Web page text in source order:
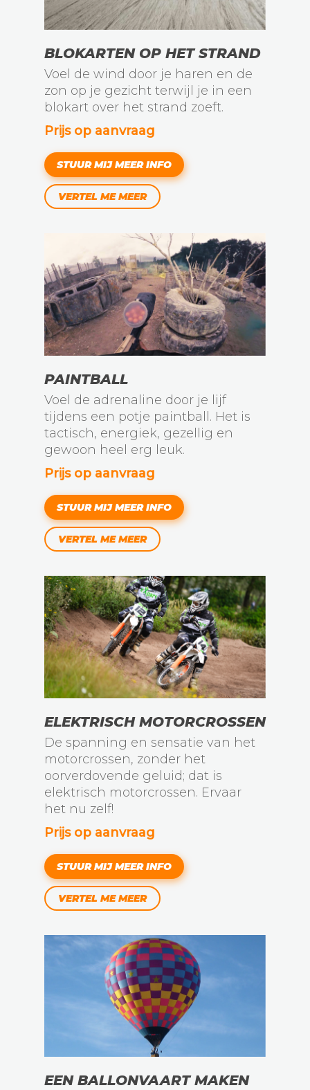
BLOKARTEN OP HET STRAND
Voel de wind door je haren en de
zon op je gezicht terwijl je in een
blokart over het strand zoeft.
Prijs op aanvraag
STUUR MIJ MEER INFO
VERTEL ME MEER
PAINTBALL
Voel de adrenaline door je lijf
tijdens een potje paintball. Het is
tactisch, energiek, gezellig en
gewoon heel erg leuk.
Prijs op aanvraag
STUUR MIJ MEER INFO
VERTEL ME MEER
ELEKTRISCH MOTORCROSSEN
De spanning en sensatie van het
motorcrossen, zonder het
oorverdovende geluid; dat is
elektrisch motorcrossen. Ervaar
het nu zelf!
Prijs op aanvraag
STUUR MIJ MEER INFO
VERTEL ME MEER
EEN BALLONVAART MAKEN